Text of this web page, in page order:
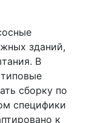
зданий,
В
сборку по
специфики
к